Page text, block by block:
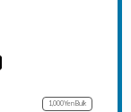
1,000YenBulk